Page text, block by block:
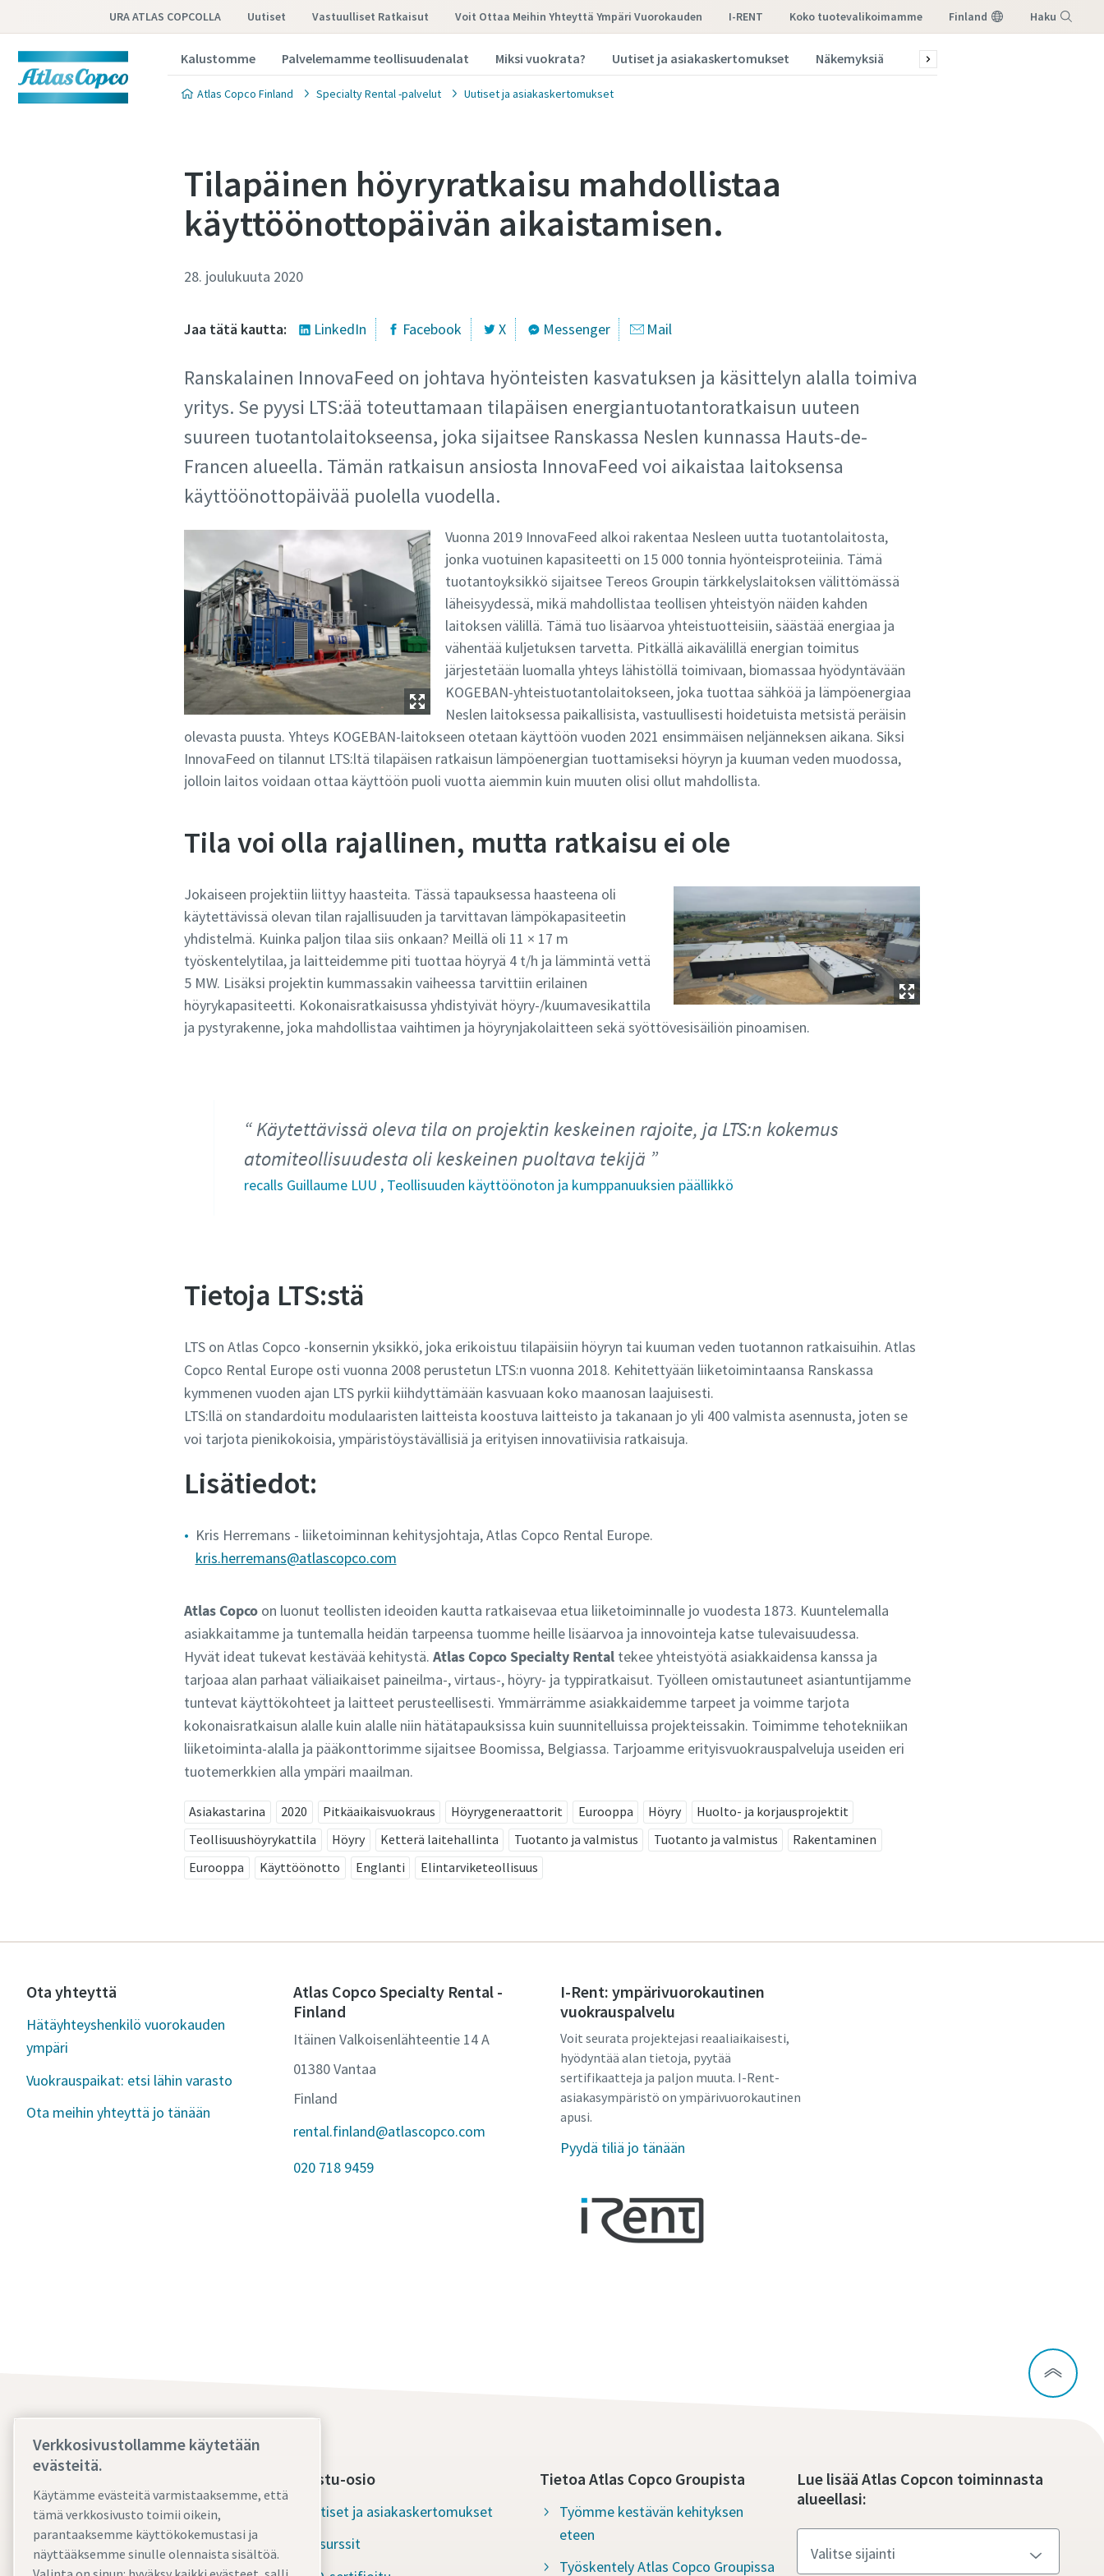
URA ATLAS COPCOLLA Uutiset Vastuulliset Ratkaisut Voit Ottaa Meihin Yhteyttä Ympäri Vuorokauden I-RENT koko tuotevalikoimamme Finland Haku
Kalustomme Palvelemamme teollisuudenalat Miksi vuokrata? Uutiset ja asiakaskertomukset Näkemyksiä Tietoa meistä
Atlas Copco Finland Specialty Rental -palvelut Uutiset ja asiakaskertomukset
Tilapäinen höyryratkaisu mahdollistaa
käyttöönottopäivän aikaistamisen.
28. joulukuuta 2020
Jaa tätä kautta: LinkedIn Facebook X Messenger Mail
Ranskalainen InnovaFeed on johtava hyönteisten kasvatuksen ja käsittelyn alalla toimiva
yritys. Se pyysi LTS:ää toteuttamaan tilapäisen energiantuotantoratkaisun uuteen
suureen tuotantolaitokseensa, joka sijaitsee Ranskassa Neslen kunnassa Hauts-de-
Francen alueella. Tämän ratkaisun ansiosta InnovaFeed voi aikaistaa laitoksensa
käyttöönottopäivää puolella vuodella.
Vuonna 2019 InnovaFeed alkoi rakentaa Nesleen uutta tuotantolaitosta,
jonka vuotuinen kapasiteetti on 15 000 tonnia hyönteisproteiinia. Tämä
tuotantoyksikkö sijaitsee Tereos Groupin tärkkelyslaitoksen välittömässä
läheisyydessä, mikä mahdollistaa teollisen yhteistyön näiden kahden
laitoksen välillä. Tämä tuo lisäarvoa yhteistuotteisiin, säästää energiaa ja
vähentää kuljetuksen tarvetta. Pitkällä aikavälillä energian toimitus
järjestetään luomalla yhteys lähistöllä toimivaan, biomassaa hyödyntävään
KOGEBAN-yhteistuotantolaitokseen, joka tuottaa sähköä ja lämpöenergiaa
Neslen laitoksessa paikallisista, vastuullisesti hoidetuista metsistä peräisin
olevasta puusta. Yhteys KOGEBAN-laitokseen otetaan käyttöön vuoden 2021 ensimmäisen neljänneksen aikana. Siksi
InnovaFeed on tilannut LTS:ltä tilapäisen ratkaisun lämpöenergian tuottamiseksi höyryn ja kuuman veden muodossa,
jolloin laitos voidaan ottaa käyttöön puoli vuotta aiemmin kuin muuten olisi ollut mahdollista.
Tila voi olla rajallinen, mutta ratkaisu ei ole
Jokaiseen projektiin liittyy haasteita. Tässä tapauksessa haasteena oli
käytettävissä olevan tilan rajallisuuden ja tarvittavan lämpökapasiteetin
yhdistelmä. Kuinka paljon tilaa siis onkaan? Meillä oli 11 × 17 m
työskentelytilaa, ja laitteidemme piti tuottaa höyryä 4 t/h ja lämmintä vettä
5 MW. Lisäksi projektin kummassakin vaiheessa tarvittiin erilainen
höyrykapasiteetti. Kokonaisratkaisussa yhdistyivät höyry-/kuumavesikattila
ja pystyrakenne, joka mahdollistaa vaihtimen ja höyrynjakolaitteen sekä syöttövesisäiliön pinoamisen.
Käytettävissä oleva tila on projektin keskeinen rajoite, ja LTS:n kokemus
atomiteollisuudesta oli keskeinen puoltava tekijä
recalls Guillaume LUU , Teollisuuden käyttöönoton ja kumppanuuksien päällikkö
Tietoja LTS:stä
LTS on Atlas Copco -konsernin yksikkö, joka erikoistuu tilapäisiin höyryn tai kuuman veden tuotannon ratkaisuihin. Atlas
Copco Rental Europe osti vuonna 2008 perustetun LTS:n vuonna 2018. Kehitettyään liiketoimintaansa Ranskassa
kymmenen vuoden ajan LTS pyrkii kiihdyttämään kasvuaan koko maanosan laajuisesti.
LTS:llä on standardoitu modulaaristen laitteista koostuva laitteisto ja takanaan jo yli 400 valmista asennusta, joten se
voi tarjota pienikokoisia, ympäristöystävällisiä ja erityisen innovatiivisia ratkaisuja.
Lisätiedot:
Kris Herremans - liiketoiminnan kehitysjohtaja, Atlas Copco Rental Europe.
kris.herremans@atlascopco.com
Atlas Copco on luonut teollisten ideoiden kautta ratkaisevaa etua liiketoiminnalle jo vuodesta 1873. Kuuntelemalla
asiakkaitamme ja tuntemalla heidän tarpeensa tuomme heille lisäarvoa ja innovointeja katse tulevaisuudessa.
Hyvät ideat tukevat kestävää kehitystä. Atlas Copco Specialty Rental tekee yhteistyötä asiakkaidensa kanssa ja
tarjoaa alan parhaat väliaikaiset paineilma-, virtaus-, höyry- ja typpiratkaisut. Työlleen omistautuneet asiantuntijamme
tuntevat käyttökohteet ja laitteet perusteellisesti. Ymmärrämme asiakkaidemme tarpeet ja voimme tarjota
kokonaisratkaisun alalle kuin alalle niin hätätapauksissa kuin suunnitelluissa projekteissakin. Toimimme tehotekniikan
liiketoiminta-alalla ja pääkonttorimme sijaitsee Boomissa, Belgiassa. Tarjoamme erityisvuokrauspalveluja useiden eri
tuotemerkkien alla ympäri maailman.
Asiakastarina 2020 Pitkäaikaisvuokraus Höyrygeneraattorit Eurooppa Höyry
Huolto- ja korjausprojektit
Teollisuushöyrykattila
Höyry Ketterä laitehallinta Tuotanto ja valmistus Tuotanto ja valmistus
Rakentaminen
Eurooppa
Käyttöönotto Englanti Elintarviketeollisuus
Ota yhteyttä
Hätäyhteyshenkilö vuorokauden
ympäri
Vuokrauspaikat: etsi lähin varasto
Ota meihin yhteyttä jo tänään
Atlas Copco Specialty Rental -
Finland
Itäinen Valkoisenlähteentie 14 A
01380 Vantaa
Finland
rental.finland@atlascopco.com
020 718 9459
I-Rent: ympärivuorokautinen
vuokrauspalvelu
Voit seurata projektejasi reaaliaikaisesti,
hyödyntää alan tietoja, pyytää
sertifikaatteja ja paljon muuta. I-Rent-
asiakasympäristö on ympärivuorokautinen
apusi.
Pyydä tiliä jo tänään
Ympärivuorokautinen tuki
hätätilanteessa
Tutustu-osio
Uutiset ja asiakaskertomukset
Resurssit
Tietoa Atlas Copco Groupista
Työmme kestävän kehityksen
eteen
Työskentely Atlas Copco Groupissa
Lue lisää Atlas Copcon toiminnasta
alueellasi:
Verkkosivustollamme käytetään
evästeitä.
Käytämme evästeitä varmistaaksemme, että
tämä verkkosivusto toimii oikein,
parantaaksemme käyttökokemustasi ja
näyttääksemme sinulle olennaista sisältöä.